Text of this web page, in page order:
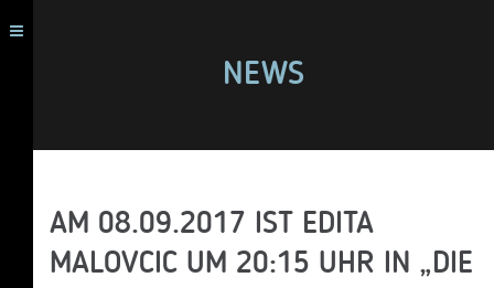
NEWS
AM 08.09.2017 IST EDITA
MALOVCIC UM 20:15 UHR IN „DIE